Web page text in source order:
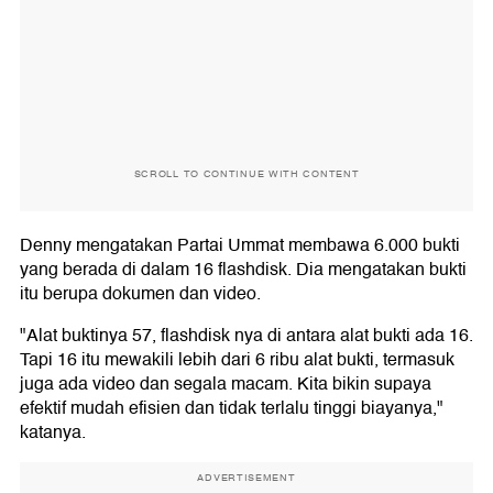
SCROLL TO CONTINUE WITH CONTENT
Denny mengatakan Partai Ummat membawa 6.000 bukti
yang berada di dalam 16 flashdisk. Dia mengatakan bukti
itu berupa dokumen dan video.
"Alat buktinya 57, flashdisk nya di antara alat bukti ada 16.
Tapi 16 itu mewakili lebih dari 6 ribu alat bukti, termasuk
juga ada video dan segala macam. Kita bikin supaya
efektif mudah efisien dan tidak terlalu tinggi biayanya,"
katanya.
ADVERTISEMENT